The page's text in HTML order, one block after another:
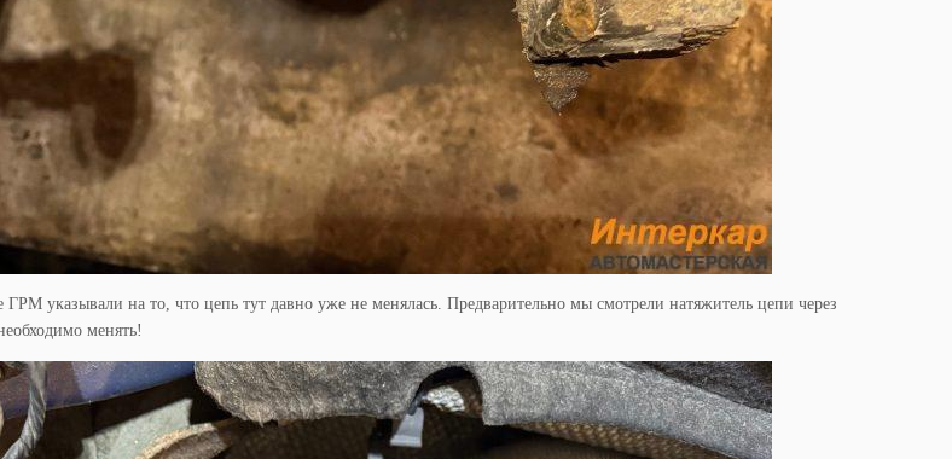
указывали на то, что цепь тут давно уже не менялась. Предварительно мы смотрели натяжитель цепи через
менять!